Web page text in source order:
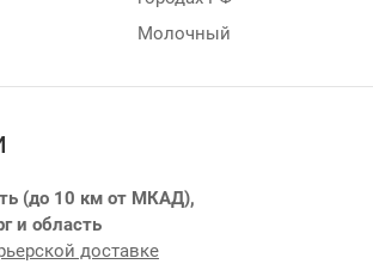
Молочный
(до 10 км от МКАД),
и область
доставке